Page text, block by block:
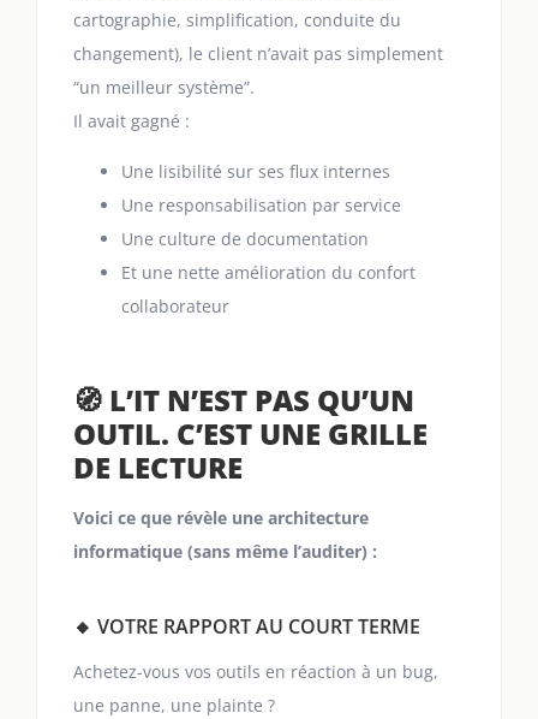
cartographie, simplification, conduite du
changement), le client n’avait pas simplement
“un meilleur système”.
Il avait gagné :
Une lisibilité sur ses flux internes
Une responsabilisation par service
Une culture de documentation
Et une nette amélioration du confort
collaborateur
🧭 L’IT N’EST PAS QU’UN
OUTIL. C’EST UNE GRILLE
DE LECTURE
Voici ce que révèle une architecture
informatique (sans même l’auditer) :
🔸 VOTRE RAPPORT AU COURT TERME
Achetez-vous vos outils en réaction à un bug,
une panne, une plainte ?